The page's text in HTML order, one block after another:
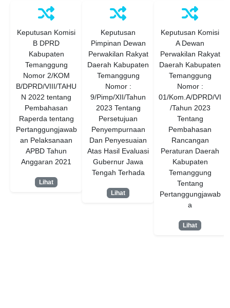
Keputusan Komisi
B DPRD
Kabupaten
Temanggung
Nomor 2/KOM
B/DPRD/VIII/TAHU
N 2022 tentang
Pembahasan
Raperda tentang
Pertanggungjawab
an Pelaksanaan
APBD Tahun
Anggaran 2021
Lihat
Keputusan
Pimpinan Dewan
Perwakilan Rakyat
Daerah Kabupaten
Temanggung
Nomor :
9/Pimp/XII/Tahun
2023 Tentang
Persetujuan
Penyempurnaan
Dan Penyesuaian
Atas Hasil Evaluasi
Gubernur Jawa
Tengah Terhada
Lihat
Keputusan Komisi
A Dewan
Perwakilan Rakyat
Daerah Kabupaten
Temanggung
Nomor :
01/Kom.A/DPRD/VI
/Tahun 2023
Tentang
Pembahasan
Rancangan
Peraturan Daerah
Kabupaten
Temanggung
Tentang
Pertanggungjawab
a
Lihat